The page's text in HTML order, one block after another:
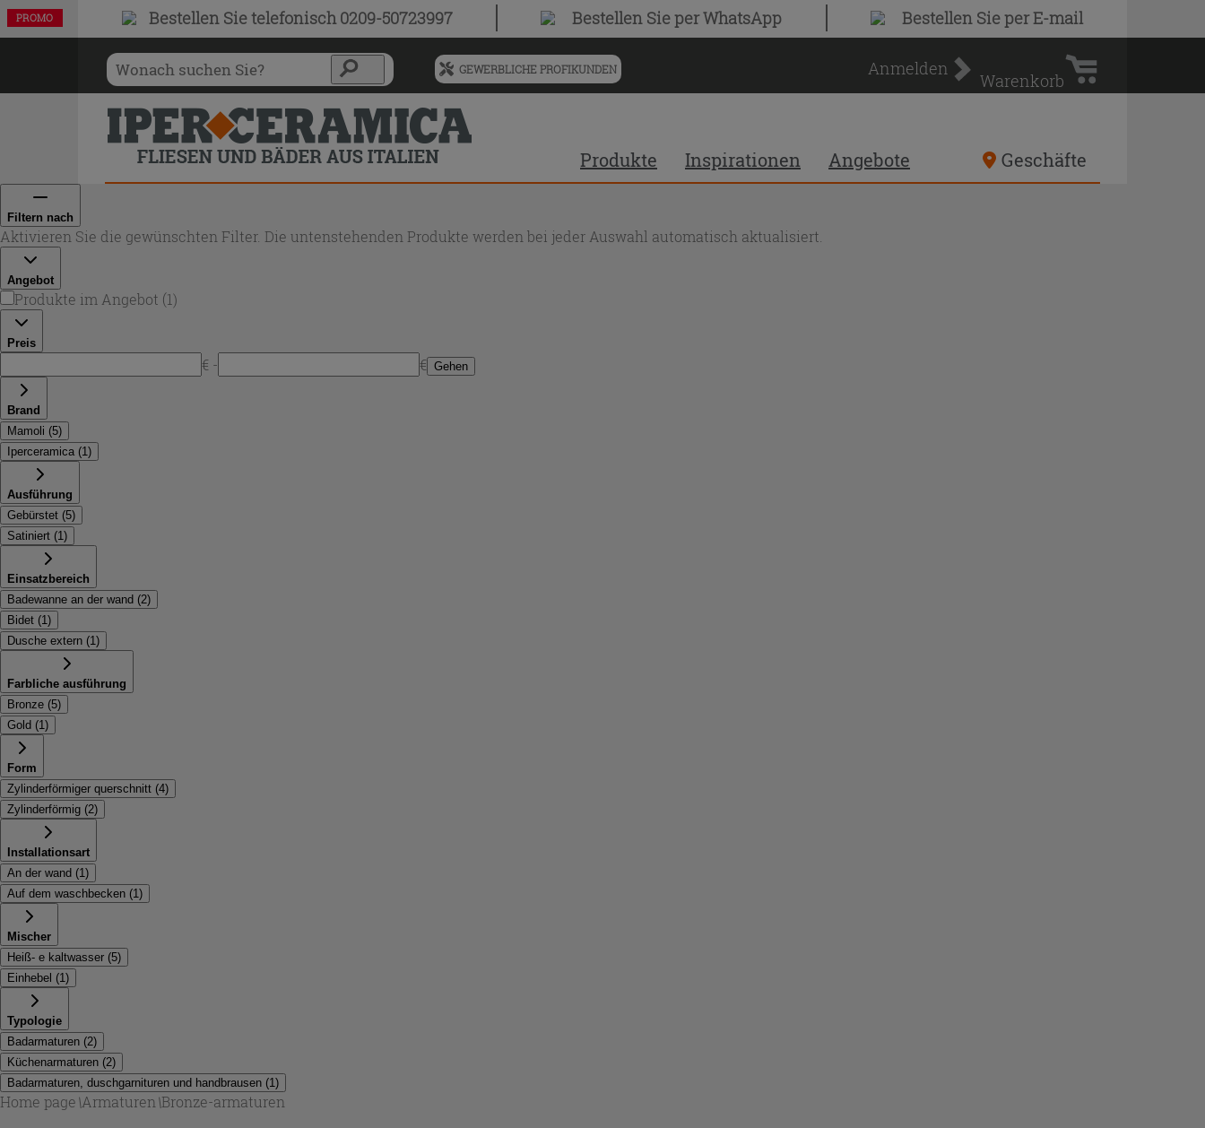
Bestellen Sietelefonisch 0209-50723997 Bestellen Sieper WhatsApp Bestellen Sieper E-mail
Menü
vorgeschlagenen
Siteinhalt
und
Suchprotokoll
GEWERBLICHE PROFIKUNDEN Anmelden
Warenkorb
Warenkorb
Produkte Inspirationen Angebote Geschäfte
Filtern nach
Aktivieren Sie die gewünschten Filter. Die untenstehenden Produkte werden bei jeder Auswahl automatisch aktualisiert.
Angebot
Produkte im Angebot (1)
Preis
€ - € Gehen
Brand
Mamoli (5)
Iperceramica (1)
Ausführung
Gebürstet (5)
Satiniert (1)
Einsatzbereich
Badewanne an der wand (2)
Bidet (1)
Dusche extern (1)
Farbliche ausführung
Bronze (5)
Gold (1)
Form
Zylinderförmiger querschnitt (4)
Zylinderförmig (2)
Installationsart
An der wand (1)
Auf dem waschbecken (1)
Mischer
Heiß- e kaltwasser (5)
Einhebel (1)
Typologie
Badarmaturen (2)
Küchenarmaturen (2)
Badarmaturen, duschgarnituren und handbrausen (1)
Home page\Armaturen \Bronze-armaturen
PROMO